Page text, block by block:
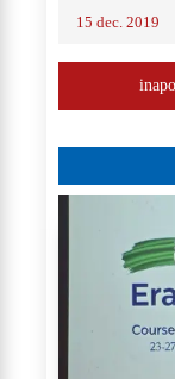
15 dec. 2019